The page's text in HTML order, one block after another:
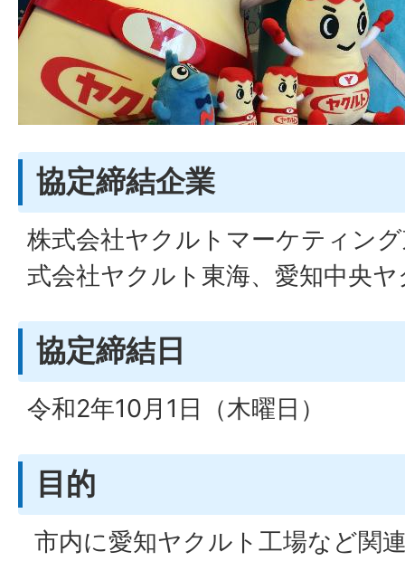
協定締結企業
株式会社ヤクルトマーケティン
式会社ヤクルト東海、愛知中央
協定締結日
令和2年10月1日（木曜日）
目的
市内に愛知ヤクルト工場など関